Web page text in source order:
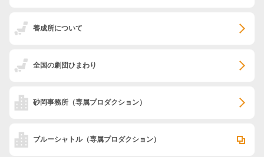
養成所について
全国の劇団ひまわり
砂岡事務所 （専属プロダクション）
ブルーシャトル（専属プロダクション）